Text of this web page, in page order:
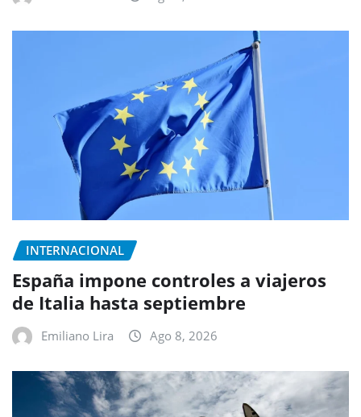
INTERNACIONAL
España impone controles a viajeros
de Italia hasta septiembre
Emiliano Lira Ago 8, 2026